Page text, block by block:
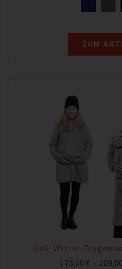
ZUM
3in1-Winter-
175,00 € – 209,00